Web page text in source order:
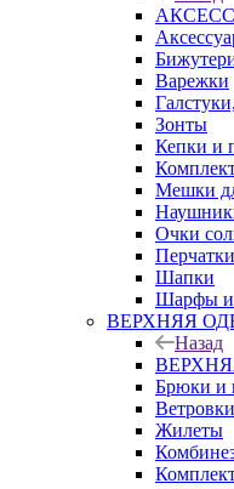
Варежки
Зонты
Кепки и
Мешки
Очки
Перчатки
Шапки
Шарфы и
ВЕРХНЯЯ
Назад
Брюки и
Жилеты